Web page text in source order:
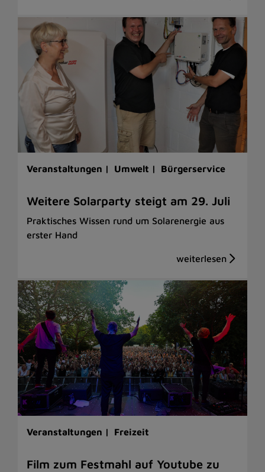
Veranstaltungen | Umwelt | Bürgerservice
Weitere Solarparty steigt am 29. Juli
Praktisches Wissen rund um Solarenergie aus
erster Hand
Veranstaltungen | Freizeit
Film zum Festmahl auf Youtube zu